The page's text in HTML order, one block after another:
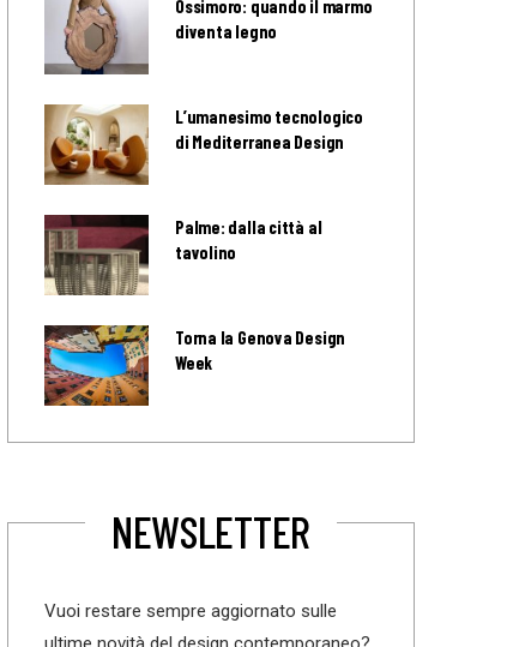
Ossimoro: quando il marmo
diventa legno
L’umanesimo tecnologico
di Mediterranea Design
Palme: dalla città al
tavolino
Torna la Genova Design
Week
NEWSLETTER
Vuoi restare sempre aggiornato sulle